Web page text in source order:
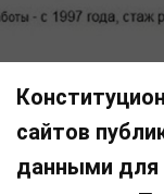
сайтов
данными для